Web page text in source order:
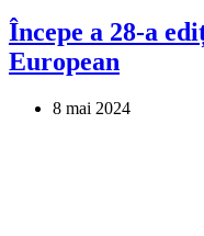
Începe a 28-a
European
8 mai 2024